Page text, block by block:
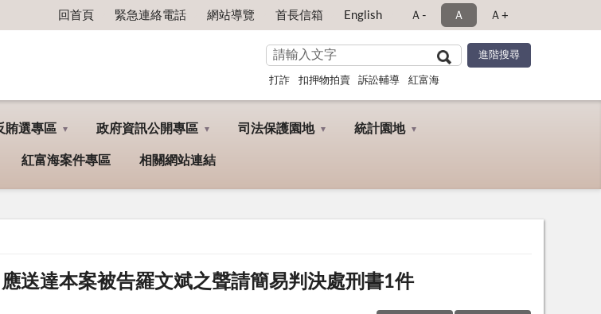
回首頁 緊急連絡電話 網站導覽 首長信箱 English Ａ- Ａ Ａ+
打詐 扣押物拍賣 訴訟輔導 紅富海
賄選專區 政府資訊公開專區 司法保護園地 統計園地
紅富海案件專區 相關網站連結
送達本案被告羅文斌之聲請簡易判決處刑書1件